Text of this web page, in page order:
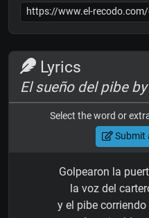
Lyrics
El sueño del pibe by
Select the word or
Submit
Golpearon la
la voz del
y el pibe